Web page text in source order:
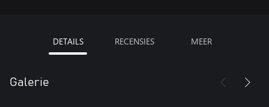
DETAILS RECENSIES MEER
Galerie